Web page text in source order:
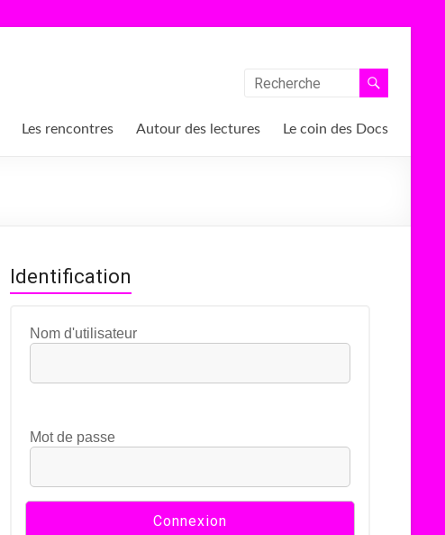
Les rencontres Autour des lectures Le coin des Docs
Identification
Nom d'utilisateur
Mot de passe